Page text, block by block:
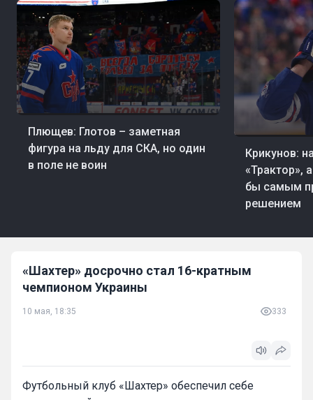
Плющев: Глотов – заметная
фигура на льду для СКА, но один
в поле не воин
Крикунов:
«Трактор»,
бы самым
решением
«Шахтер» досрочно стал 16-кратным
чемпионом Украины
10 мая, 18:35 333
Футбольный клуб «Шахтер» обеспечил себе